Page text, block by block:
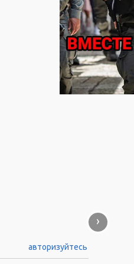
›
авторизуйтесь